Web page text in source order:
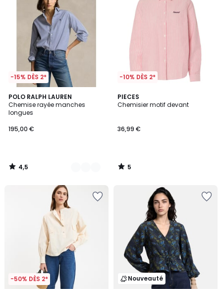
-15% DÈS 2*
POLO RALPH LAUREN
Chemise rayée manches
longues
195,00 €
4,5
/ 5
2
Couleurs
4,5
/
-10% DÈS 2*
PIECES
Chemisier motif devant
36,99 €
5
/
5
/
-50% DÈS 2* Nouveauté